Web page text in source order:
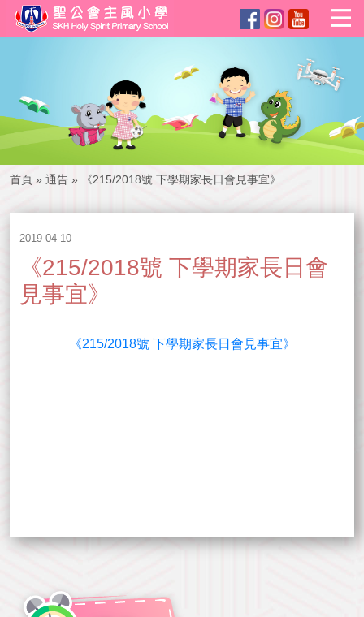
首頁 » 通告 » 《215/2018號 下學期家長日會見事宜》
2019-04-10
《215/2018號 下學期家長日會
見事宜》
《215/2018號 下學期家長日會見事宜》